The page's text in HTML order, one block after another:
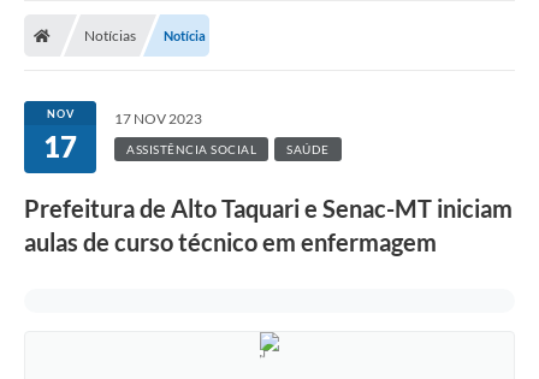
Notícias Notícia
NOV
17
17 NOV 2023
ASSISTÊNCIA SOCIAL SAÚDE
Prefeitura de Alto Taquari e Senac-MT iniciam
aulas de curso técnico em enfermagem